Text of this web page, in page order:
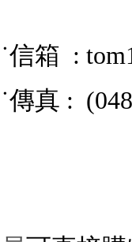
˙信箱 :
真 :